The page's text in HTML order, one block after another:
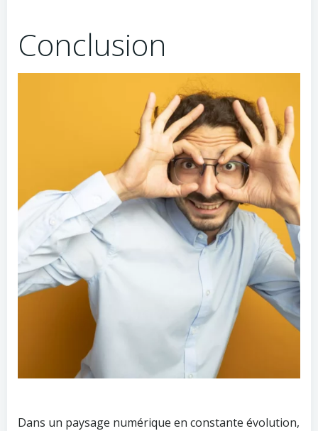
Conclusion
Dans un paysage numérique en constante évolution,